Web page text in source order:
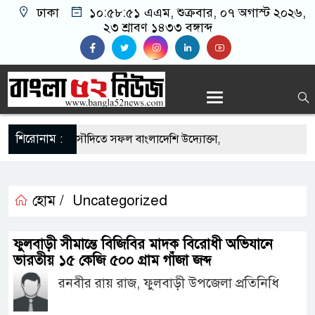
ঢাকা ১০:৫৮:৫২ এএম, শুক্রবার, ০৭ অগাস্ট ২০২৬,
২৩ শ্রাবণ ১৪৩৩ বঙ্গাব্দ
শিরোনাম :
সুযোগে সৌদিতে সফল বাংলাদেশি উদ্যোক্তা,
মাছে মিলল মাইক্রোপ্লাস্টিক, বেশি কই মাছে
ব্যবসায়িক অগ্রযাত্রায় নতুন অধ্যায়
স্থিতিশীল সরকার,প্রবাসীদের বিনিয়োগের এখনই
হোম / Uncategorized
ফুলবাড়ী সীমান্তে বিজিবির মাদক বিরোধী অভিযানে
ভারতীয় ১৫ কেজি ৫০০ গ্রাম গাঁজা জব্দ
রনবীর রায় রাজ, ফুলবাড়ী উপজেলা প্রতিনিধি